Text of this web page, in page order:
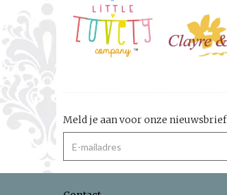
Meld je aan voor onze nieuwsbrief